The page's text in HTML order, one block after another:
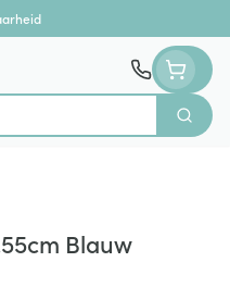
Zoek
Blauw